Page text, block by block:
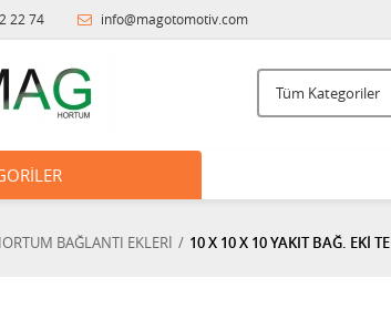
22 74 info@magotomotiv.com
BAĞLANTI EKLERİ 10 X 10 X 10 YAKIT BAĞ. EKİ TE